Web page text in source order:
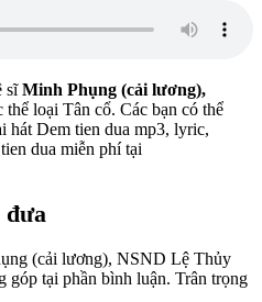
sĩMinh Phụng (cải lương),
thể loại Tân cổ. Các bạn có thể
hát Dem tien dua mp3, lyric,
dua miễn phí tại
(cải lương), NSND Lệ Thủy
góp tại phần bình luận. Trân trọng